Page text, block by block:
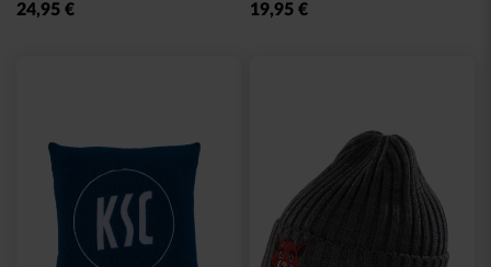
24,95 € 19,95 €